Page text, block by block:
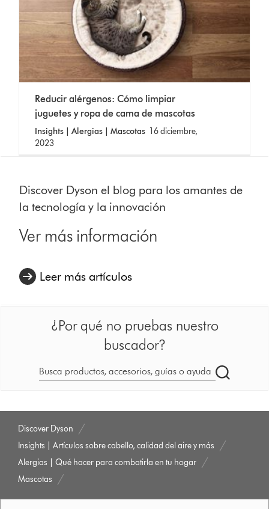
Reducir alérgenos: Cómo limpiar
juguetes y ropa de cama de mascotas
Insights | Alergias | Mascotas 16 diciembre,
2023
Discover Dyson el blog para los amantes de
la tecnología y la innovación
Ver más información
Leer más artículos
¿Por qué no pruebas nuestro
buscador?
Buscar
Discover Dyson
Insights | Artículos sobre cabello, calidad del aire y más
Alergias | Qué hacer para combatirla en tu hogar
Mascotas